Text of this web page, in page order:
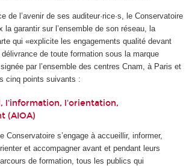
de l’avenir de ses auditeur·rice·s, le Conservatoire
la garantir sur l’ensemble de son réseau, la
qui «explicite les engagements qualité devant
de toute formation sous la marque
par l’ensemble des centres Cnam, à Paris et
cinq points suivants :
l'information, l'orientation,
(AIOA)
Conservatoire s’engage à accueillir, informer,
et accompagner avant et pendant leurs
de formation, tous les publics qui